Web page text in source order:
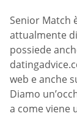
Senior Match
attualmente
possiede
web e anche
Diamo
a come viene